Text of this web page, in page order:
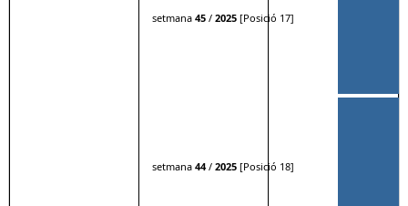
setmana 45/ 2025[Posició 17]
setmana 44/ 2025[Posició 18]